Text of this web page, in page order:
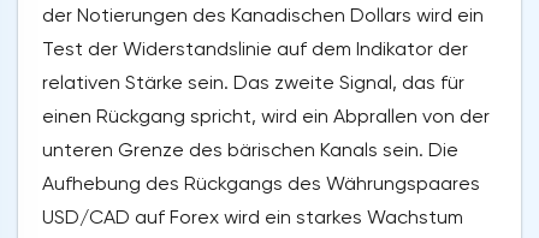
der Notierungen des Kanadischen Dollars wird ein
Test der Widerstandslinie auf dem Indikator der
relativen Stärke sein. Das zweite Signal, das für
einen Rückgang spricht, wird ein Abprallen von der
unteren Grenze des bärischen Kanals sein. Die
Aufhebung des Rückgangs des Währungspaares
USD/CAD auf Forex wird ein starkes Wachstum